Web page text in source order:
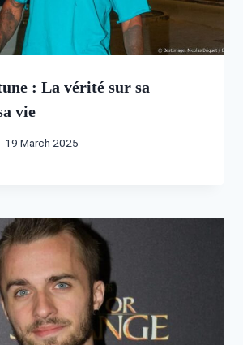
: La vérité sur sa
vie
19 March 2025